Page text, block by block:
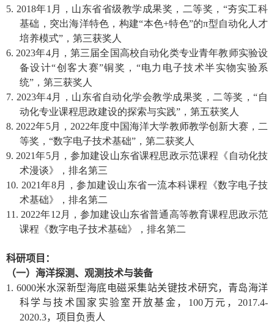
5. 2018年1 月，山东省省级教学成果奖，二等奖，“夯实工科
基础，突出海洋特色，构建“本色+特色”的π型自动化人才
培养模式”，第三获奖人
6. 2023年4月，第三届全国高校自动化类专业青年教师实验设
备设计“创客大赛”铜奖，“电力电子技术半实物实验系
统”，第三获奖人
7. 2023年4月，山东省自动化学会教学成果奖，二等奖，“自
动化专业课程思政建设的探索与实践”，第五获奖人
8. 2022年5月， 2022年度中国海洋大学教师教学创新大赛，二
等奖，“数字电子技术基础”，第二获奖人
9. 2021年5月，参加建设山东省课程思政示范课程《自动化技
术漫谈》，排名第三
10. 2021年8月，参加建设山东省一流本科课程《数字电子技
术基础》，排名第二
11. 2022年12 月，参加建设山东省普通高等教育课程思政示范
课程《数字电子技术基础》，排名第二
科研项目：
（一）海洋探测、观测技术与装备
1. 6000米水深新型海底电磁采集站关键技术研究，青岛海洋
科学与技术国家实验室开放基金， 100万元， 2017.4-
2020.3，项目负责人